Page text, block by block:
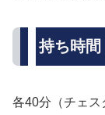
持ち時間
各40分（チェ